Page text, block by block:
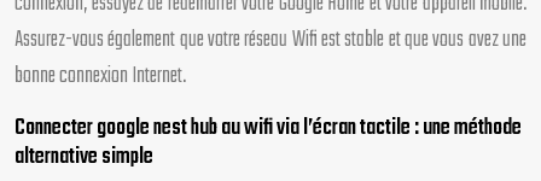
Assurez-vous également que votre réseau Wifi est stable et que vous avez une
bonne connexion Internet.
Connecter google nest hub au wifi via l’écran tactile : une méthode
alternative simple